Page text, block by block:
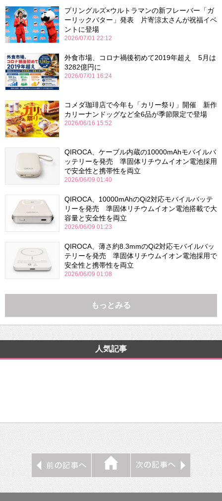
プリングルズ×ウルトラマンの新フレーバー「ガ
ーリックバター」発表 片寄涼太さんが祝福イベ
ントに登場
2026/07/01 22:12
外食市場、コロナ禍後初めて2019年超え 5月は
3282億円に
2026/07/01 16:24
コメダ珈琲店で今年も「カリー祭り」開催 新作
カリーナンドッグなど全6品が季節限定で登場
2026/06/16 15:52
QIROCA、ケーブル内蔵の10000mAhモバイルバ
ッテリーを発売 準固体リチウムイオン電池採用
で安全性と携帯性を両立
2026/06/09 01:40
QIROCA、10000mAhのQi2対応モバイルバッテ
リーを発売 準固体リチウムイオン電池搭載で大
容量と安全性を両立
2026/06/09 01:23
QIROCA、薄さ約8.3mmのQi2対応モバイルバッ
テリーを発売 準固体リチウムイオン電池採用で
安全性と携帯性を両立
2026/06/09 01:08
もっとみる
人気記事